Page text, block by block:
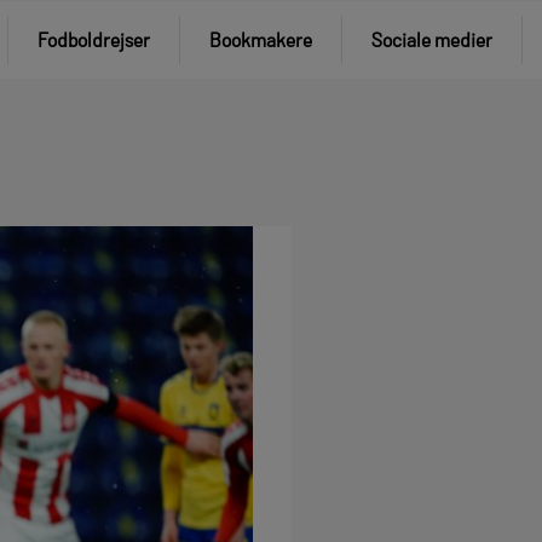
Fodboldrejser Bookmakere Sociale medier